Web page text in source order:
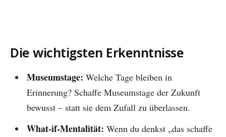
Die wichtigsten Erkenntnisse
Museumstage: Welche Tage bleiben in
Erinnerung? Schaffe Museumstage der Zukunft
bewusst – statt sie dem Zufall zu überlassen.
What-if-Mentalität: Wenn du denkst „das schaffe